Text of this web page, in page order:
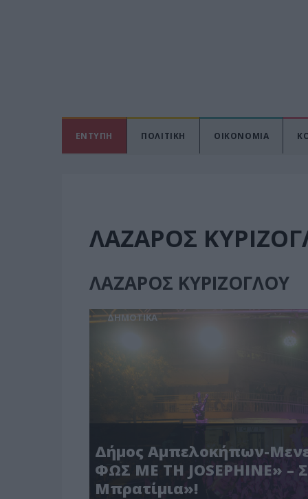
ΕΝΤΥΠΗ ΠΟΛΙΤΙΚΗ ΟΙΚΟΝΟΜΙΑ
ΛΑΖΑΡΟΣ
ΛΑΖΑΡΟΣ ΚΥΡΙΖΟΓΛΟΥ
ΔΗΜΟΤΙΚΑ
Δήμος Αμπελοκήπων-
ΦΩΣ ΜΕ ΤΗ JOSEPHINE» –
Μπρατίμια»!